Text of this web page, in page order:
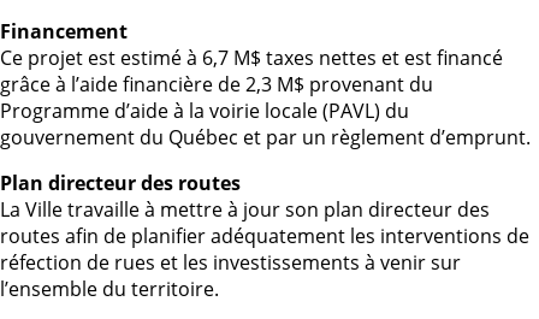
Financement
Ce projet est estimé à 6,7 M$ taxes nettes et est financé
grâce à l’aide financière de 2,3 M$ provenant du
Programme d’aide à la voirie locale (PAVL) du
gouvernement du Québec et par un règlement d’emprunt.
Plan directeur des routes
La Ville travaille à mettre à jour son plan directeur des
routes afin de planifier adéquatement les interventions de
réfection de rues et les investissements à venir sur
l’ensemble du territoire.